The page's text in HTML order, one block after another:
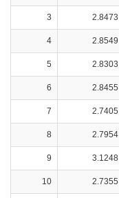
3 2.8473
4 2.8549
5 2.8303
6 2.8455
7 2.7405
8 2.7954
9 3.1248
10 2.7355